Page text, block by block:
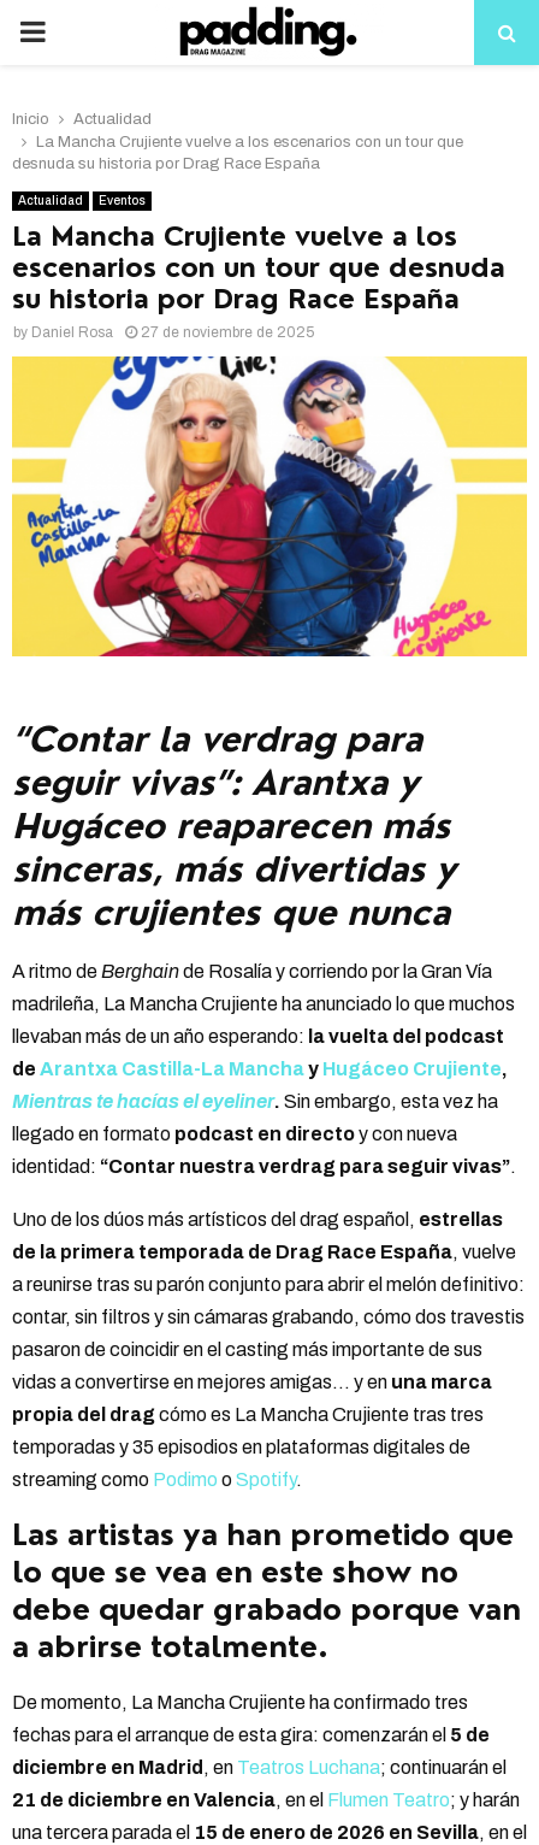
PRIMARY
Inicio
Actualidad
La Mancha Crujiente vuelve a los escenarios con un tour que
desnuda su historia por Drag Race España
Actualidad Eventos
La Mancha Crujiente vuelve a los
escenarios con un tour que desnuda
su historia por Drag Race España
by Daniel Rosa 27 de noviembre de 2025
“Contar la verdrag para
seguir vivas”: Arantxa y
Hugáceo reaparecen más
sinceras, más divertidas y
más crujientes que nunca
A ritmo deBerghainde Rosalía y corriendo por la Gran Vía
madrileña, La Mancha Crujiente ha anunciado lo que muchos
llevaban más de un año esperando: la vuelta del podcast
de Arantxa Castilla-La Manchay Hugáceo Crujiente,
Mientras te hacías el eyeliner. Sin embargo, esta vez ha
llegado en formato podcast en directoy con nueva
identidad: “Contar nuestra verdrag para seguir vivas”.
Uno de los dúos más artísticos del drag español, estrellas
de la primera temporada de Drag Race España, vuelve
a reunirse tras su parón conjunto para abrir el melón definitivo:
contar, sin filtros y sin cámaras grabando, cómo dos travestis
pasaron de coincidir en el casting más importante de sus
vidas a convertirse en mejores amigas… y en una marca
propia del dragcómo es La Mancha Crujiente tras tres
temporadas y 35 episodios en plataformas digitales de
streaming como Podimo oSpotify.
Las artistas ya han prometido que
lo que se vea en este show no
debe quedar grabado porque van
a abrirse totalmente.
De momento, La Mancha Crujiente ha confirmado tres
fechas para el arranque de esta gira: comenzarán el 5 de
diciembre en Madrid, en Teatros Luchana; continuarán el
21 de diciembre en Valencia, en el Flumen Teatro; y harán
una tercera parada el 15 de enero de 2026 en Sevilla, en el